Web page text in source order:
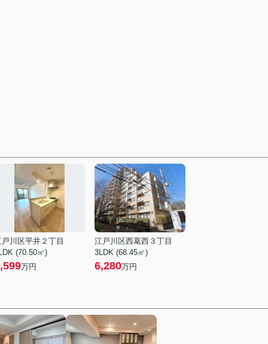
戸川区平井２丁目
(70.50㎡)
万円
江戸川区西葛西３丁目
3LDK (68.45㎡)
6,280万円